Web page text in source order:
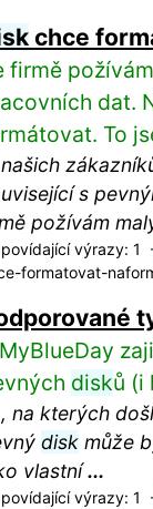
chce
firmě
dat.
To
našich
s
požívám
výrazy: 1
formatovat-
disků (i
, na kterých
diskmůže
vlastní...
výrazy: 1